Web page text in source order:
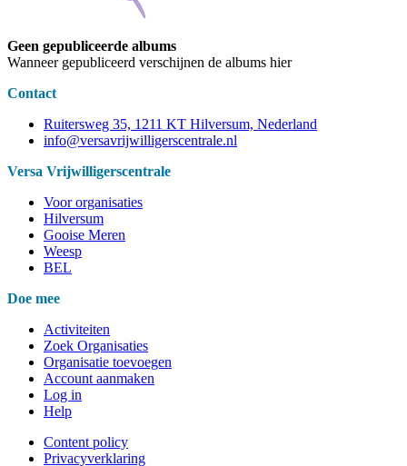
Geen gepubliceerde albums
Wanneer gepubliceerd verschijnen de albums hier
Contact
Ruitersweg 35, 1211 KT Hilversum, Nederland
info@versavrijwilligerscentrale.nl
Versa Vrijwilligerscentrale
Voor organisaties
Hilversum
Gooise Meren
Weesp
BEL
Doe mee
Activiteiten
Zoek Organisaties
Organisatie toevoegen
Account aanmaken
Log in
Help
Content policy
Privacyverklaring